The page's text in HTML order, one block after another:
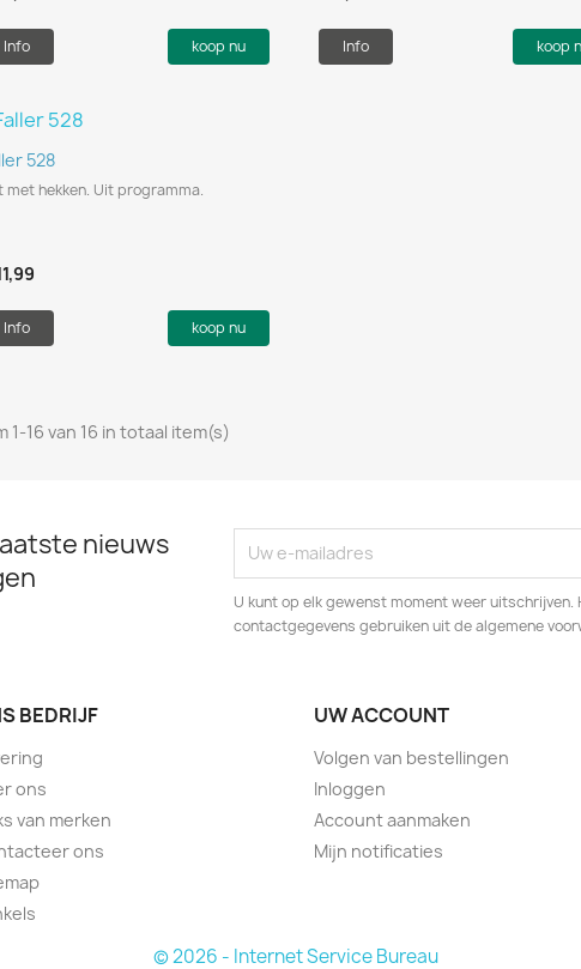
Info koop nu Info koop

528
met hekken. Uit programma.
Info koop nu
1-16 van 16 in totaal item(s)
nieuws
U kunt op elk gewenst moment weer uitschrijven.
contactgegevens gebruiken uit de algemene
BEDRIJF
ons
van merken
ons
UW ACCOUNT
Volgen van bestellingen
Inloggen
Account aanmaken
Mijn notificaties
© 2026 - Internet Service Bureau